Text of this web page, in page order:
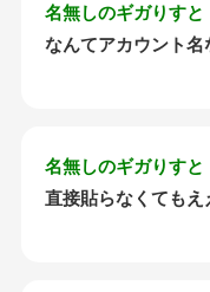
名無しのギガりすと
なんてアカウント
名無しのギガりすと
直接貼らなくても